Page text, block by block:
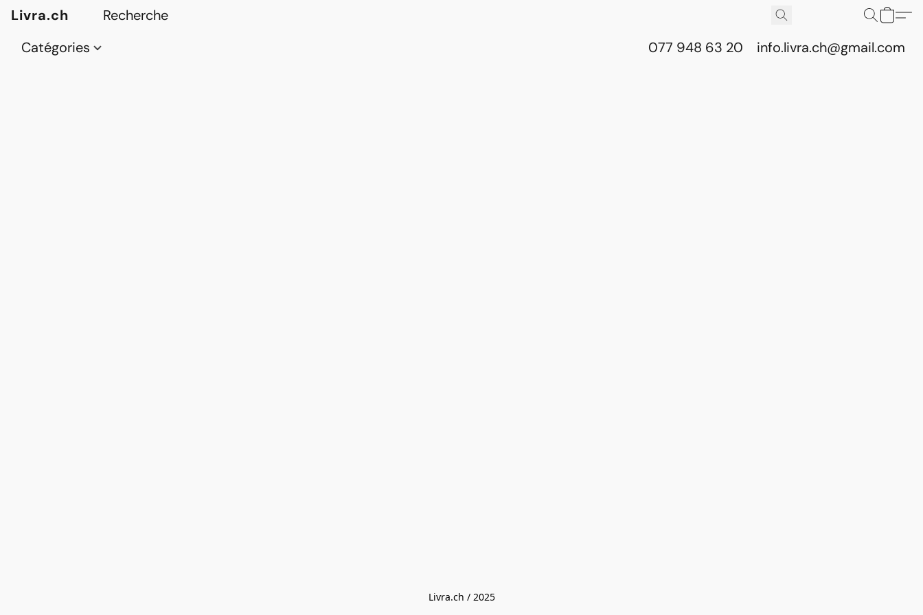
Livra.ch
Catégories
077 948 63 20 info.livra.ch@gmail.com
Livra.ch / 2025